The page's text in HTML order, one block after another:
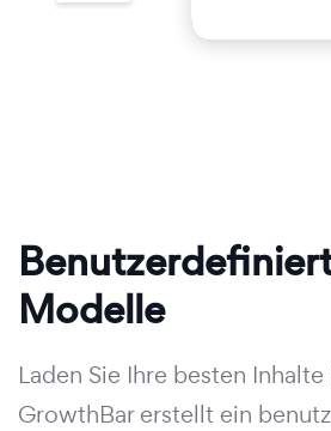
Modelle
Laden Sie Ihre besten
GrowthBar erstellt ein